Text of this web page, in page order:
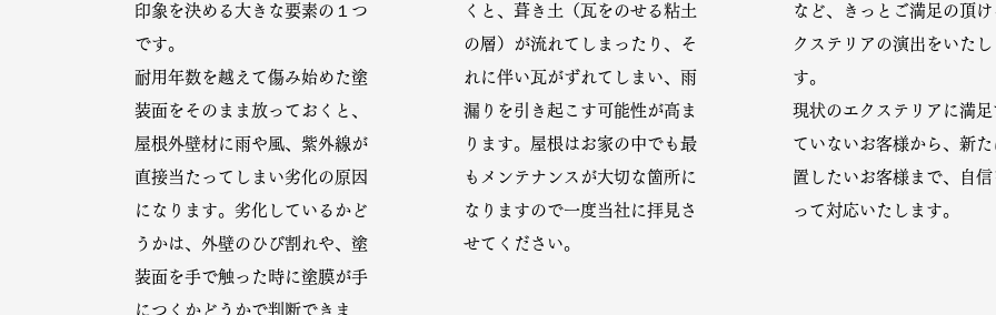
印象を決める大きな要素の １ つ
です。
耐用年数を越えて傷み始めた塗
装面をそのまま放っておくと、
屋根外壁材に雨や風、紫外線が
直接当たってしまい劣化の原因
になります。劣化しているかど
うかは、外壁のひび割れや、塗
装面を手で触った時に塗膜が手
につくかどうかで判断できま
くと、葺き土（瓦をのせる粘土
の層）が流れてしまったり、そ
れに伴い瓦がずれてしまい、雨
漏りを引き起こす可能性が高ま
ります。屋根はお家の中でも最
もメンテナンスが大切な箇所に
なりますので一度当社に拝見さ
せてください。
など、きっとご満足の頂け
クステリアの演出をいたし
す。
現状のエクステリアに満足
ていないお客様から、新た
置したいお客様まで、自信
って対応いたします。